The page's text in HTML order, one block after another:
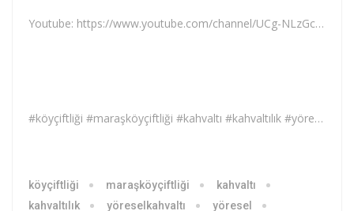
Youtube: https://www.youtube.com/channel/UCg-NLzGcJiG8uycxYwwqVKg
#köyçiftliği #maraşköyçiftliği #kahvaltı #kahvaltılık #yöreselkahvaltı #yöresel #tereyağı #doğal #yumurta #tavuk #süt #yoğurt #peynir #bal #Zeytin #kuruyemiş #baharat #bakliyat #tarhana #organik #köyyumurtası #köytavuğu #keçipeyniri #maraş
köyçiftliği maraşköyçiftliği
kahvaltı
kahvaltılık
yöreselkahvaltı yöresel